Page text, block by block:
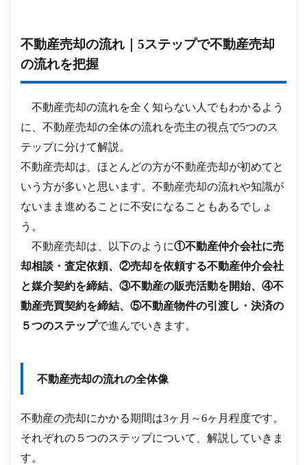
不動産売却の流れ｜5ステップで不動産売却
の流れを把握
不動産売却の流れを全く知らない人でもわかるよう
に、不動産売却の全体の流れを売主の視点で5つのス
テップに分けて解説。
不動産売却は、ほとんどの方が不動産売却が初めてと
いう方が多いと思います。不動産売却の流れや知識が
ないまま進めることに不安になることもあるでしょ
う。
不動産売却は、以下のように①不動産仲介会社に売
却相談・査定依頼、②売却を依頼する不動産仲介会社
と媒介契約を締結、③不動産の販売活動を開始、④不
動産売買契約を締結、⑤不動産物件の引渡し・決済の
５つのステップで進んでいきます。
不動産売却の流れの全体像
不動産の売却にかかる期間は3ヶ月～6ヶ月程度です。
それぞれの５つのステップについて、解説していきま
す。